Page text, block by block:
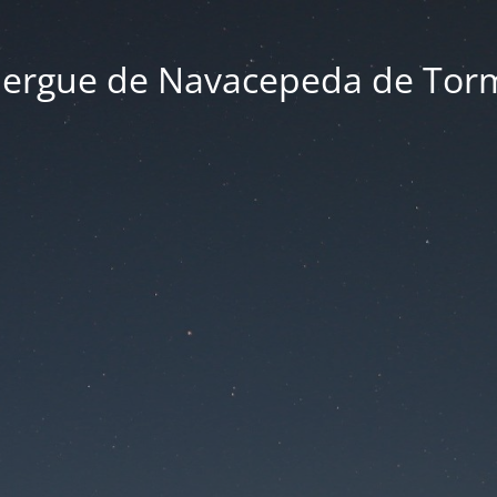
de Navacepeda de